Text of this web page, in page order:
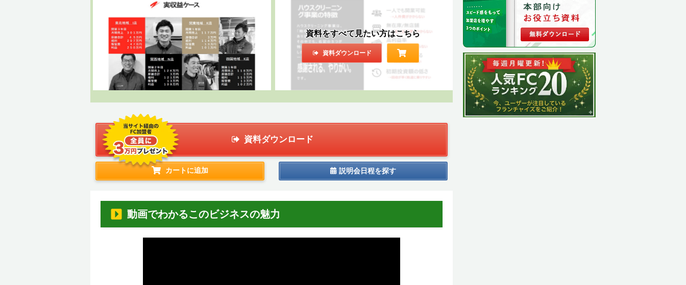
資料をすべて見たい方はこちら
資料ダウンロード
資料ダウンロード
カートに追加 説明会日程を探す
動画でわかるこのビジネスの魅力